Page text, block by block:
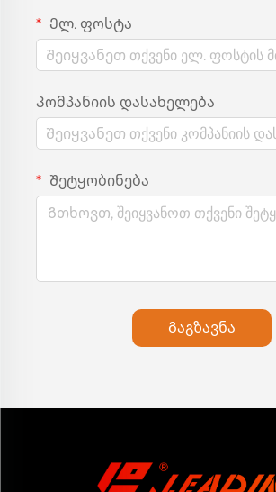
Ელ. ფოსტა
Კომპანიის დასახელება
Შეტყობინება
Გაგზავნა